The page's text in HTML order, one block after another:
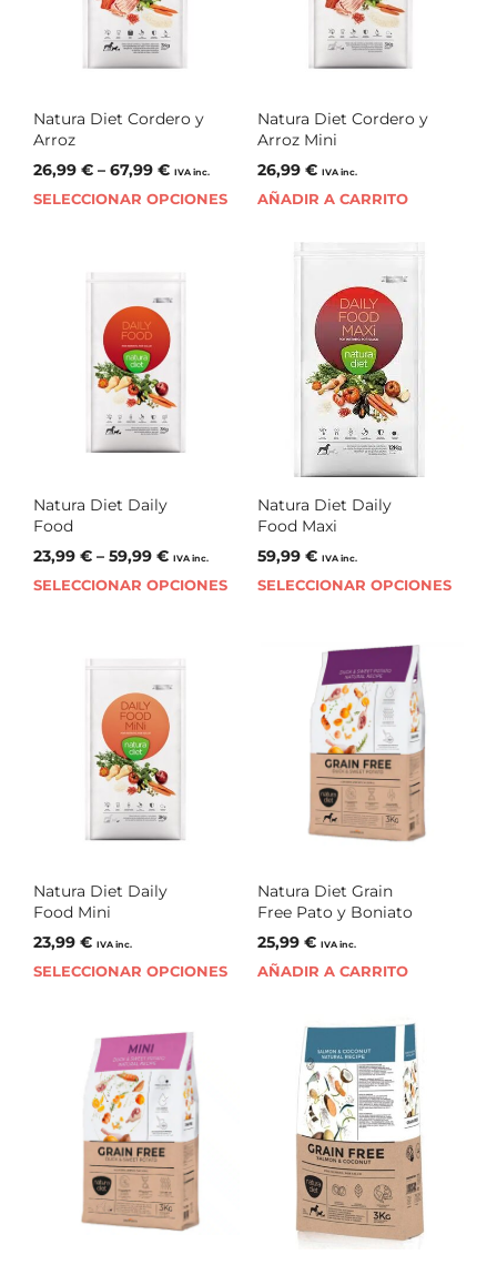
Natura Diet Cordero y
Arroz
26,99 € – 67,99 € IVA inc.
SELECCIONAR OPCIONES
Natura Diet Cordero y
Arroz Mini
26,99 € IVA inc.
AÑADIR A CARRITO
Natura Diet Daily
Food
23,99 € – 59,99 € IVA inc.
SELECCIONAR OPCIONES
Natura Diet Daily
Food Maxi
59,99 € IVA inc.
SELECCIONAR OPCIONES
Natura Diet Daily
Food Mini
23,99 € IVA inc.
SELECCIONAR OPCIONES
Natura Diet Grain
Free Pato y Boniato
25,99 € IVA inc.
AÑADIR A CARRITO